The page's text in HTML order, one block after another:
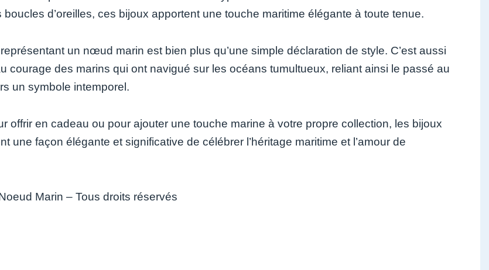
boucles d’oreilles, ces bijoux apportent une touche maritime élégante à toute tenue.
un nœud marin est bien plus qu’une simple déclaration de style. C’est aussi
courage des marins qui ont navigué sur les océans tumultueux, reliant ainsi le passé au
un symbole intemporel.
offrir en cadeau ou pour ajouter une touche marine à votre propre collection, les bijoux
une façon élégante et significative de célébrer l’héritage maritime et l’amour de
Marin – Tous droits réservés